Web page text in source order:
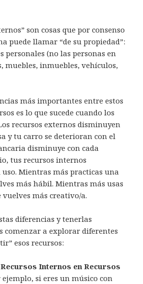
son cosas que por consenso
puede llamar “de su propiedad”:
personales (no las personas en
muebles, inmuebles, vehículos,
más importantes entre estos
es lo que sucede cuando los
recursos externos disminuyen
y tu carro se deterioran con el
disminuye con cada
tus recursos internos
Mientras más practicas una
más hábil. Mientras más usas
más creativo/a.
diferencias y tenerlas
comenzar a explorar diferentes
esos recursos:
Internos en Recursos
ejemplo, si eres un músico con